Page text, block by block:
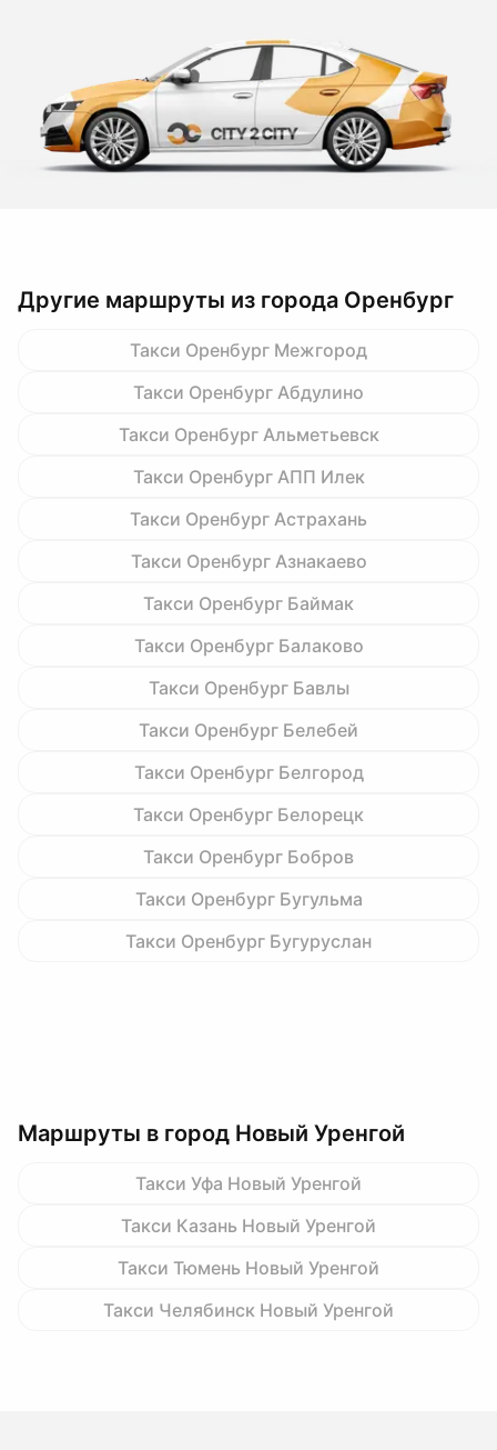
Другие маршруты из города Оренбург
Такси Оренбург Межгород
Такси Оренбург Абдулино
Такси Оренбург Альметьевск
Такси Оренбург АПП Илек
Такси Оренбург Астрахань
Такси Оренбург Азнакаево
Такси Оренбург Баймак
Такси Оренбург Балаково
Такси Оренбург Бавлы
Такси Оренбург Белебей
Такси Оренбург Белгород
Такси Оренбург Белорецк
Такси Оренбург Бобров
Такси Оренбург Бугульма
Такси Оренбург Бугуруслан
Маршруты в город Новый Уренгой
Такси Уфа Новый Уренгой
Такси Казань Новый Уренгой
Такси Тюмень Новый Уренгой
Такси Челябинск Новый Уренгой